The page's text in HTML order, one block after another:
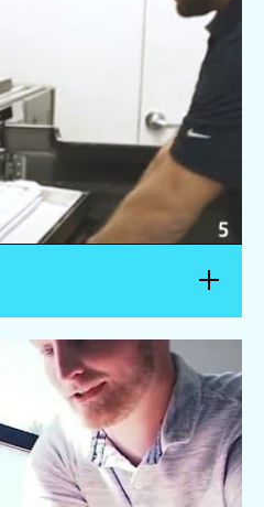
Jet Fusion permet à
pièces plus rapidement